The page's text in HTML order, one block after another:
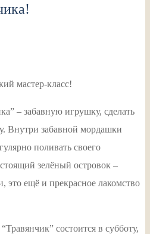
мастер-класс!
– забавную игрушку, сделать
Внутри забавной мордашки
поливать своего
зелёный островок –
это ещё и прекрасное лакомство
состоится в субботу,